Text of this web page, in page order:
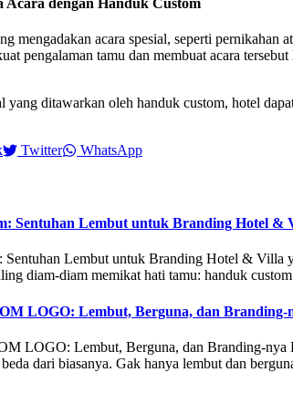
mengadakan acara spesial, seperti
pengalaman tamu dan membuat acara
yang ditawarkan oleh handuk custom, hotel
Twitter WhatsApp
Sentuhan Lembut untuk Branding Hotel &
Lembut untuk Branding Hotel & Villa
diam-diam memikat hati tamu: handuk
LOGO: Lembut, Berguna, dan Branding-
LOGO: Lembut, Berguna, dan Branding-nya
dari biasanya. Gak hanya lembut dan